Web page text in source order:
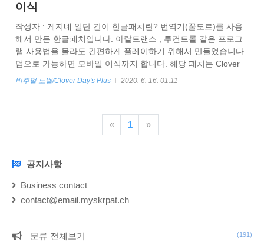
이식
작성자 : 게지네 일단 간이 한글패치란? 번역기(꿀도르)를 사용
해서 만든 한글패치입니다. 아랄트랜스 , 투컨트롤 같은 프로그
램 사용법을 몰라도 간편하게 플레이하기 위해서 만들었습니다.
덤으로 가능하면 모바일 이식까지 합니다. 해당 패치는 Clover
Day's Plus 패키지판만을 지원합니다. 글자 크기가 좀 작은거 같
젼이 최초이자 최종 버젼인거 같습니다. 아래 간이 한글패치를
받습니다. 패스워드는 clover입니다
drive.google.com/file/d/1DmPuIPlbd4ltbCZbIuIDdEl_0cnHBzZn/
비주얼 노벨/Clover Day's Plus 2020. 6. 16. 01:11
« 1 »
NOTICE공지사항
Business contact
contact@email.myskrpat.ch
CATEGORY
분류 전체보기 (191)